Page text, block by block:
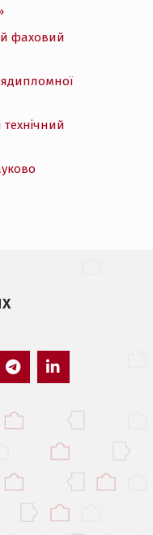
фаховий
технічний